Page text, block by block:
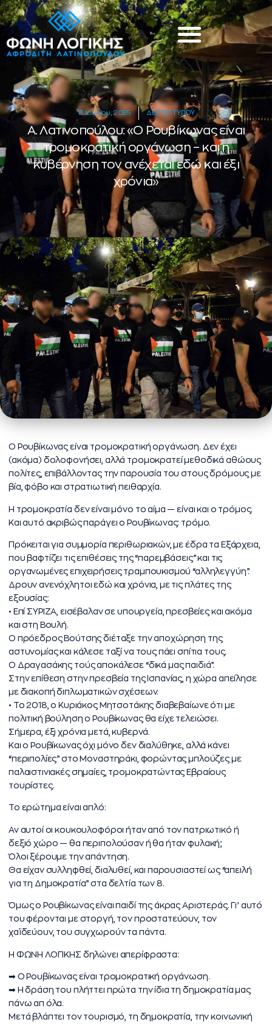
13 Ιουλίου, 2025 ΔΕΛΤΙΟ ΤΥΠΟΥ
Α. Λατινοπούλου: «Ο Ρουβίκωνας είναι
τρομοκρατική οργάνωση – και η
κυβέρνηση τον ανέχεται εδώ και έξι
χρόνια»
Ο Ρουβίκωνας είναι τρομοκρατική οργάνωση. Δεν έχει
(ακόμα) δολοφονήσει, αλλά τρομοκρατεί μεθοδικά αθώους
πολίτες, επιβάλλοντας την παρουσία του στους δρόμους με
βία, φόβο και στρατιωτική πειθαρχία.
Η τρομοκρατία δεν είναι μόνο το αίμα — είναι και ο τρόμος.
Και αυτό ακριβώς παράγει ο Ρουβίκωνας: τρόμο.
Πρόκειται για συμμορία περιθωριακών, με έδρα τα Εξάρχεια,
που βαφτίζει τις επιθέσεις της “παρεμβάσεις” και τις
οργανωμένες επιχειρήσεις τραμπουκισμού “αλληλεγγύη”.
Δρουν ανενόχλητοι εδώ και χρόνια, με τις πλάτες της
εξουσίας:
• Επί ΣΥΡΙΖΑ, εισέβαλαν σε υπουργεία, πρεσβείες και ακόμα
και στη Βουλή.
Ο πρόεδρος Βούτσης διέταξε την αποχώρηση της
αστυνομίας και κάλεσε ταξί να τους πάει σπίτια τους.
Ο Δραγασάκης τούς αποκάλεσε “δικά μας παιδιά”.
Στην επίθεση στην πρεσβεία της Ισπανίας, η χώρα απείλησε
με διακοπή διπλωματικών σχέσεων.
• Το 2018, ο Κυριάκος Μητσοτάκης διαβεβαίωνε ότι με
πολιτική βούληση ο Ρουβίκωνας θα είχε τελειώσει.
Σήμερα, έξι χρόνια μετά, κυβερνά.
Και ο Ρουβίκωνας όχι μόνο δεν διαλύθηκε, αλλά κάνει
“περιπολίες” στο Μοναστηράκι, φορώντας μπλούζες με
παλαιστινιακές σημαίες, τρομοκρατώντας Εβραίους
τουρίστες.
Το ερώτημα είναι απλό:
Αν αυτοί οι κουκουλοφόροι ήταν από τον πατριωτικό ή
δεξιό χώρο — θα περιπολούσαν ή θα ήταν φυλακή;
Όλοι ξέρουμε την απάντηση.
Θα είχαν συλληφθεί, διαλυθεί, και παρουσιαστεί ως “απειλή
για τη Δημοκρατία” στα δελτία των 8.
Όμως ο Ρουβίκωνας είναι παιδί της άκρας Αριστεράς. Γι’ αυτό
του φέρονται με στοργή, τον προστατεύουν, τον
χαϊδεύουν, του συγχωρούν τα πάντα.
Η ΦΩΝΗ ΛΟΓΙΚΗΣ δηλώνει απερίφραστα:
➡ Ο Ρουβίκωνας είναι τρομοκρατική οργάνωση.
➡ Η δράση του πλήττει πρώτα την ίδια τη δημοκρατία μας
πάνω απ όλα.
Μετά βλάπτει τον τουρισμό, τη δημοκρατία, την κοινωνική